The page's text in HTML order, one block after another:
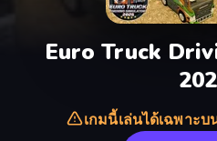
Euro Truck
เกมนี้เล่นได้เฉพาะ